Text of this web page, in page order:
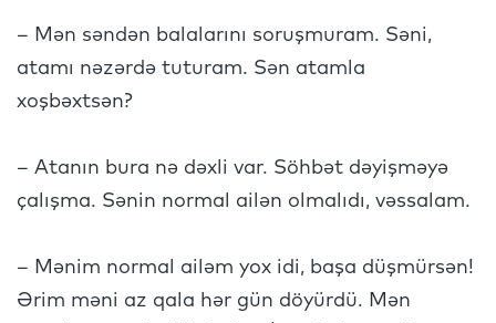
– Mən səndən balalarını soruşmuram. Səni,
atamı nəzərdə tuturam. Sən atamla
xoşbəxtsən?
– Atanın bura nə dəxli var. Söhbət dəyişməyə
çalışma. Sənin normal ailən olmalıdı, vəssalam.
– Mənim normal ailəm yox idi, başa düşmürsən!
Ərim məni az qala hər gün döyürdü. Mən